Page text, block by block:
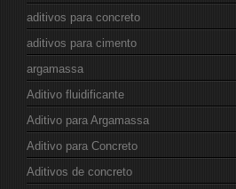
aditivos para concreto
aditivos para cimento
argamassa
Aditivo fluidificante
Aditivo para Argamassa
Aditivo para Concreto
Aditivos de concreto